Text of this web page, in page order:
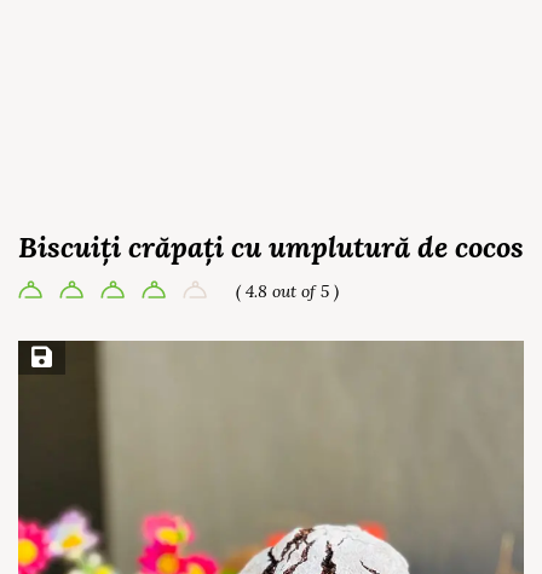
Biscuiți crăpați cu umplutură de cocos
( 4.8 out of 5 )
Save Recipe